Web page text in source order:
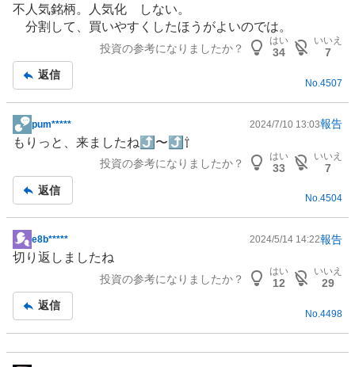
板
不人気銘柄。人気化 しない。
分割して、買いやすくしたほうがよいのでは。
投資の参考になりましたか？
はい
34
いいえ
7
返信
No. 4507
掲
示
事
pum***** 2024/7/10 13:03報告
もりっと、来ましたね⤴︎〜⤴︎⇧
投資の参考になりましたか？
はい
33
いいえ
7
返信
No.4504
掲
示
事
e8b***** 2024/5/14 14:22報告
切り返しましたね
投資の参考になりましたか？
はい
12
いいえ
29
返信
No. 4498